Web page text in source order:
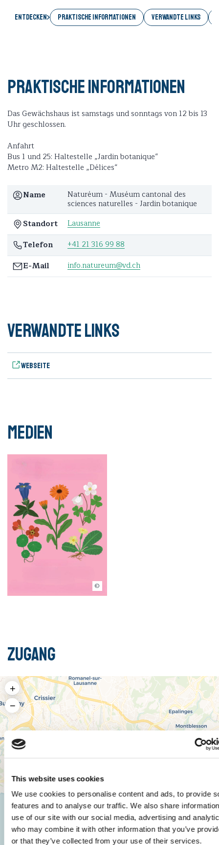
This website uses cookies
We use cookies to personalise content and ads, to provide
features and to analyse our traffic. We also share
use of our site with our social media, advertising and
who may combine it with other information that you’ve
or that they’ve collected from your use of their services.
Entdecken PRAKTISCHE INFORMATIONEN VERWANDTE LINKS
Praktische Informationen
Das Gewächshaus ist samstags und sonntags von 12 bis 13
Uhr geschlossen.
Anfahrt
Bus 1 und 25: Haltestelle „Jardin botanique“
Metro M2: Haltestelle „Délices“
Name Naturéum - Muséum cantonal des
sciences naturelles - Jardin botanique
Standort
Lausanne
Telefon
+41 21 316 99 88
E-Mail
info.natureum@vd.ch
Verwandte Links
Webseite
Medien
Zugang
+
−